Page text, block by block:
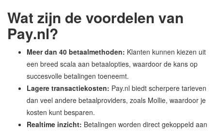
Wat zijn de voordelen van
Pay.nl?
Meer dan 40 betaalmethoden: Klanten kunnen kiezen uit
een breed scala aan betaalopties, waardoor de kans op
succesvolle betalingen toeneemt.
Lagere transactiekosten: Pay.nl biedt scherpere tarieven
dan veel andere betaalproviders, zoals Mollie, waardoor je
kosten kunt besparen.
Realtime inzicht: Betalingen worden direct gekoppeld aan